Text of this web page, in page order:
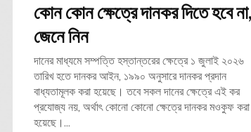
কোন কোন ক্ষেত্রে দানকর দিতে হবে না,
জেনে নিন
দানের মাধ্যমে সম্পত্তি হস্তান্তরের ক্ষেত্রে ১ জুলাই ২০২৬
তারিখ হতে দানকর আইন, ১৯৯০ অনুসারে দানকর প্রদান
বাধ্যতামূলক করা হয়েছে। তবে সকল দানের ক্ষেত্রে এই কর
প্রযোজ্য নয়, অর্থাৎ কোনো কোনো ক্ষেত্রে দানকর মওকুফ করা
হয়েছে।...